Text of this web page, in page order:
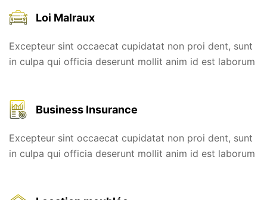
Loi Malraux
Excepteur sint occaecat cupidatat non proi dent, sunt
in culpa qui officia deserunt mollit anim id est laborum
Business Insurance
Excepteur sint occaecat cupidatat non proi dent, sunt
in culpa qui officia deserunt mollit anim id est laborum